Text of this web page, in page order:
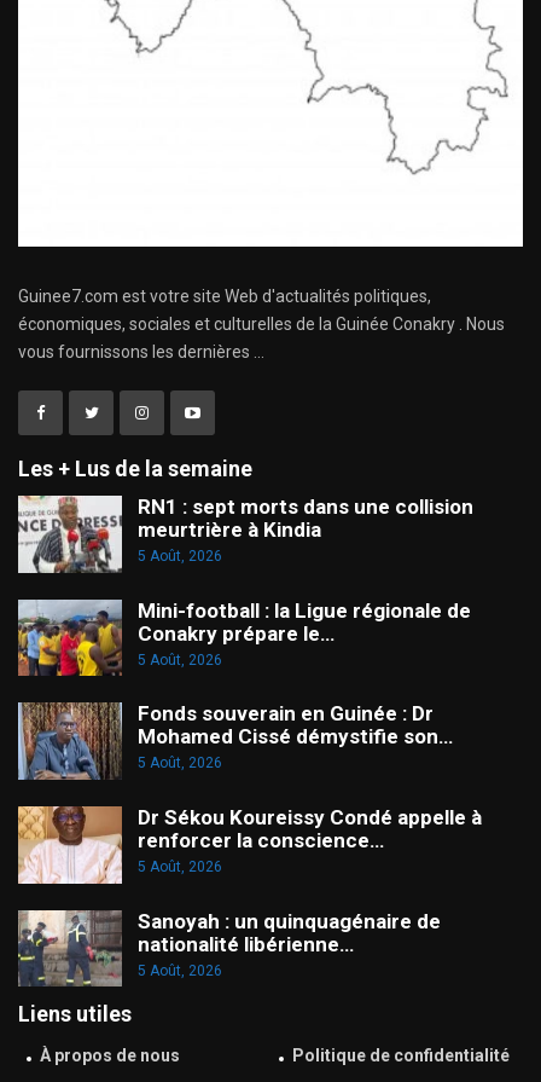
Guinee7.com est votre site Web d'actualités politiques,
économiques, sociales et culturelles de la Guinée Conakry . Nous
vous fournissons les dernières ...
Les + Lus de la semaine
RN1 : sept morts dans une collision
meurtrière à Kindia
5 Août, 2026
Mini-football : la Ligue régionale de
Conakry prépare le…
5 Août, 2026
Fonds souverain en Guinée : Dr
Mohamed Cissé démystifie son…
5 Août, 2026
Dr Sékou Koureissy Condé appelle à
renforcer la conscience…
5 Août, 2026
Sanoyah : un quinquagénaire de
nationalité libérienne…
5 Août, 2026
Liens utiles
À propos de nous Politique de confidentialité